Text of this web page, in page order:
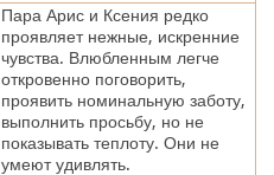
Пара Арис и Ксения редко
проявляет нежные, искренние
чувства. Влюбленным легче
откровенно поговорить,
проявить номинальную заботу,
выполнить просьбу, но не
показывать теплоту. Они не
умеют удивлять.